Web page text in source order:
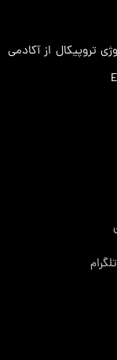
تروپیکال از آکادمی